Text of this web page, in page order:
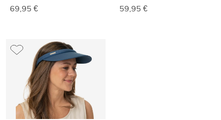
69,95 €
59,95 €